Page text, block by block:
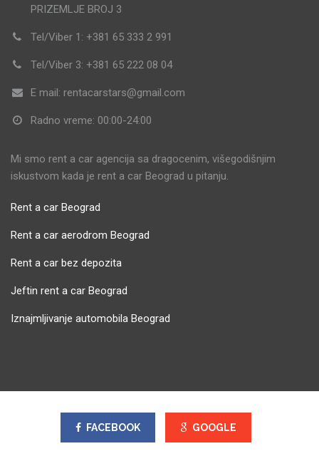
PRIZEMLJE BROJ 3
Tel/Viber 1: +381 65 333 2 991
Tel/Viber 3: +381 65 222 08 04
E mail: rentacarstars@gmail.com
Radno vreme: 00:00-24:00
Mi smo rent a car agencija sa dragocenim, višegodišnjim
iskustvom kada je rent a car Beograd u pitanju.
Rent a car Beograd
Rent a car aerodrom Beograd
Rent a car bez depozita
Jeftin rent a car Beograd
Iznajmljivanje automobila Beograd
FACEBOOK GOOGLE